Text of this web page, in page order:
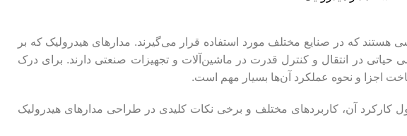
هستند که در صنایع مختلف مورد استفاده قرار می‌گیرند. مدارهای هیدرولیک که بر
حیاتی در انتقال و کنترل قدرت در ماشین‌آلات و تجهیزات صنعتی دارند. برای درک
اجزا و نحوه عملکرد آن‌ها بسیار مهم است.
کارکرد آن، کاربردهای مختلف و برخی نکات کلیدی در طراحی مدارهای هیدرولیک